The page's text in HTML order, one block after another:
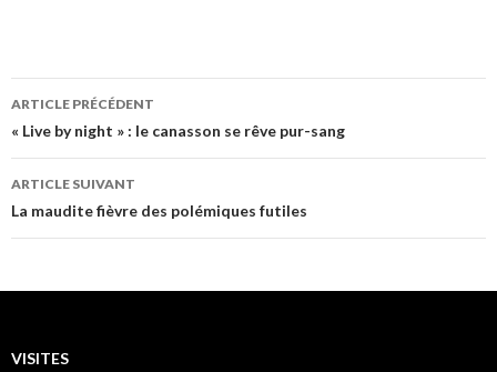
Navigation
des
articles
ARTICLE PRÉCÉDENT
« Live by night » : le canasson se rêve pur-sang
ARTICLE SUIVANT
La maudite fièvre des polémiques futiles
VISITES